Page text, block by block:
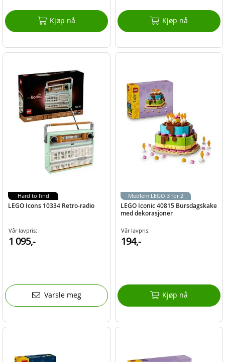
Kjøp nå Kjøp nå
LEGO Icons 10334 Retro-radio
Vår lavpris:
1 095,-
Varsle meg
Hard to find
LEGO Iconic 40815 Bursdagskake
med dekorasjoner
Vår lavpris:
194,-
Kjøp nå
Medlem LEGO 3 for 2